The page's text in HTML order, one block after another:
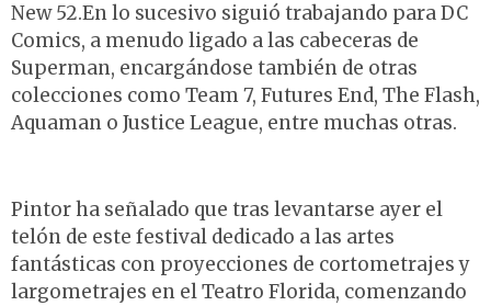
New 52.En lo sucesivo siguió trabajando para DC
Comics, a menudo ligado a las cabeceras de
Superman, encargándose también de otras
colecciones como Team 7, Futures End, The Flash,
Aquaman o Justice League, entre muchas otras.
Pintor ha señalado que tras levantarse ayer el
telón de este festival dedicado a las artes
fantásticas con proyecciones de cortometrajes y
largometrajes en el Teatro Florida, comenzando